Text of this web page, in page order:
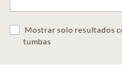
Mostrar solo resultados
tumbas